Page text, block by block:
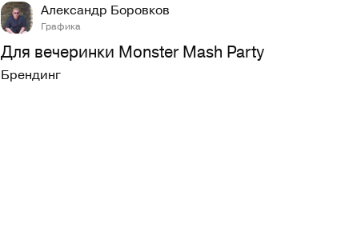
Александр Боровков
Графика
Для вечеринки Monster Mash Party
Брендинг